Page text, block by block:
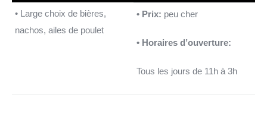
• Large choix de bières,
nachos, ailes de poulet
• Prix: peu cher
• Horaires d’ouverture:
Tous les jours de 11h à 3h